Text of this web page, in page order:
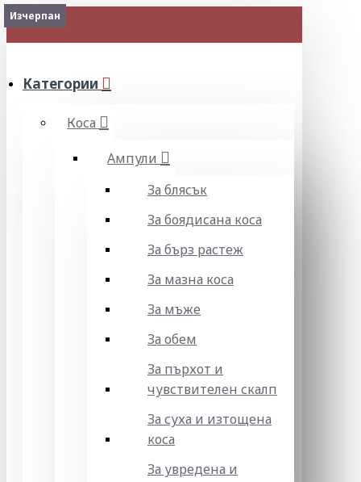
МЕНЮ
Категории
Коса
Ампули
За блясък
За боядисана коса
За бърз растеж
За мазна коса
За мъже
За обем
За пърхот и
чувствителен скалп
За суха и изтощена
коса
За увредена и
Изчерпан
Изчерпан